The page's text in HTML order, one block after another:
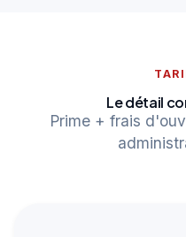
Le détail
Prime + frais